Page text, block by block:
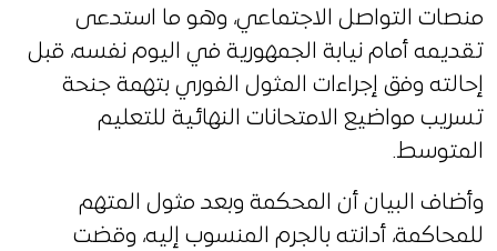
منصات التواصل الاجتماعي، وهو ما استدعى
تقديمه أمام نيابة الجمهورية في اليوم نفسه، قبل
إحالته وفق إجراءات المثول الفوري بتهمة جنحة
تسريب مواضيع الامتحانات النهائية للتعليم
المتوسط.
وأضاف البيان أن المحكمة وبعد مثول المتهم
للمحاكمة، أدانته بالجرم المنسوب إليه، وقضت